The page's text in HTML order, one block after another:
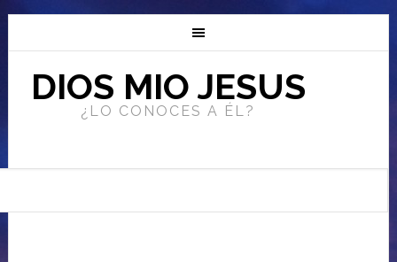
DIOS MIO JESUS
¿LO CONOCES A ÉL?